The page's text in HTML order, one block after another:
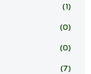
(1)
(0)
(0)
(7)